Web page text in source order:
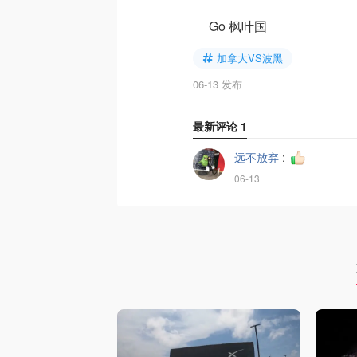
Go 枫叶国
加拿大VS波黑
06-13 发布
最新评论 1
远不放弃 :
06-13